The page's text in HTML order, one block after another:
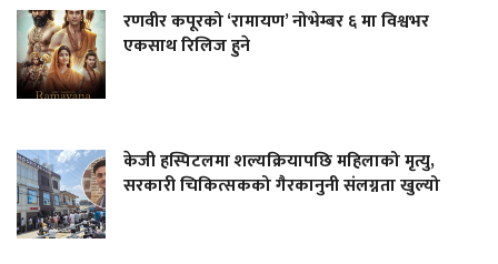
रणवीर कपूरको ‘रामायण’ नोभेम्बर ६ मा विश्वभर
एकसाथ रिलिज हुने
केजी हस्पिटलमा शल्यक्रियापछि महिलाको मृत्यु,
सरकारी चिकित्सकको गैरकानुनी संलग्नता खुल्यो